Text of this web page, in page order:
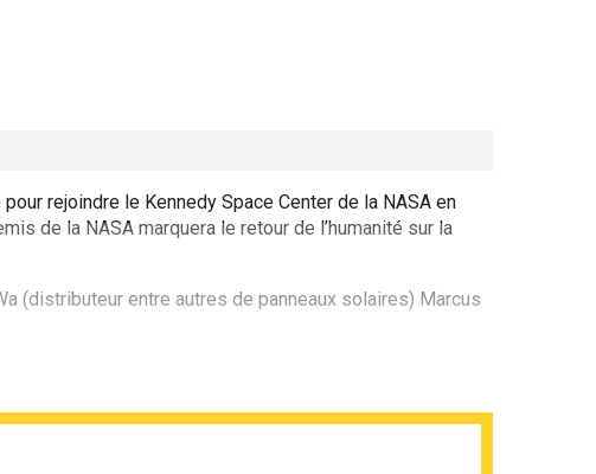
rejoindre le Kennedy Space Center de la NASA en
de la NASA marquera le retour de l’humanité sur la
(distributeur entre autres de panneaux solaires) Marcus